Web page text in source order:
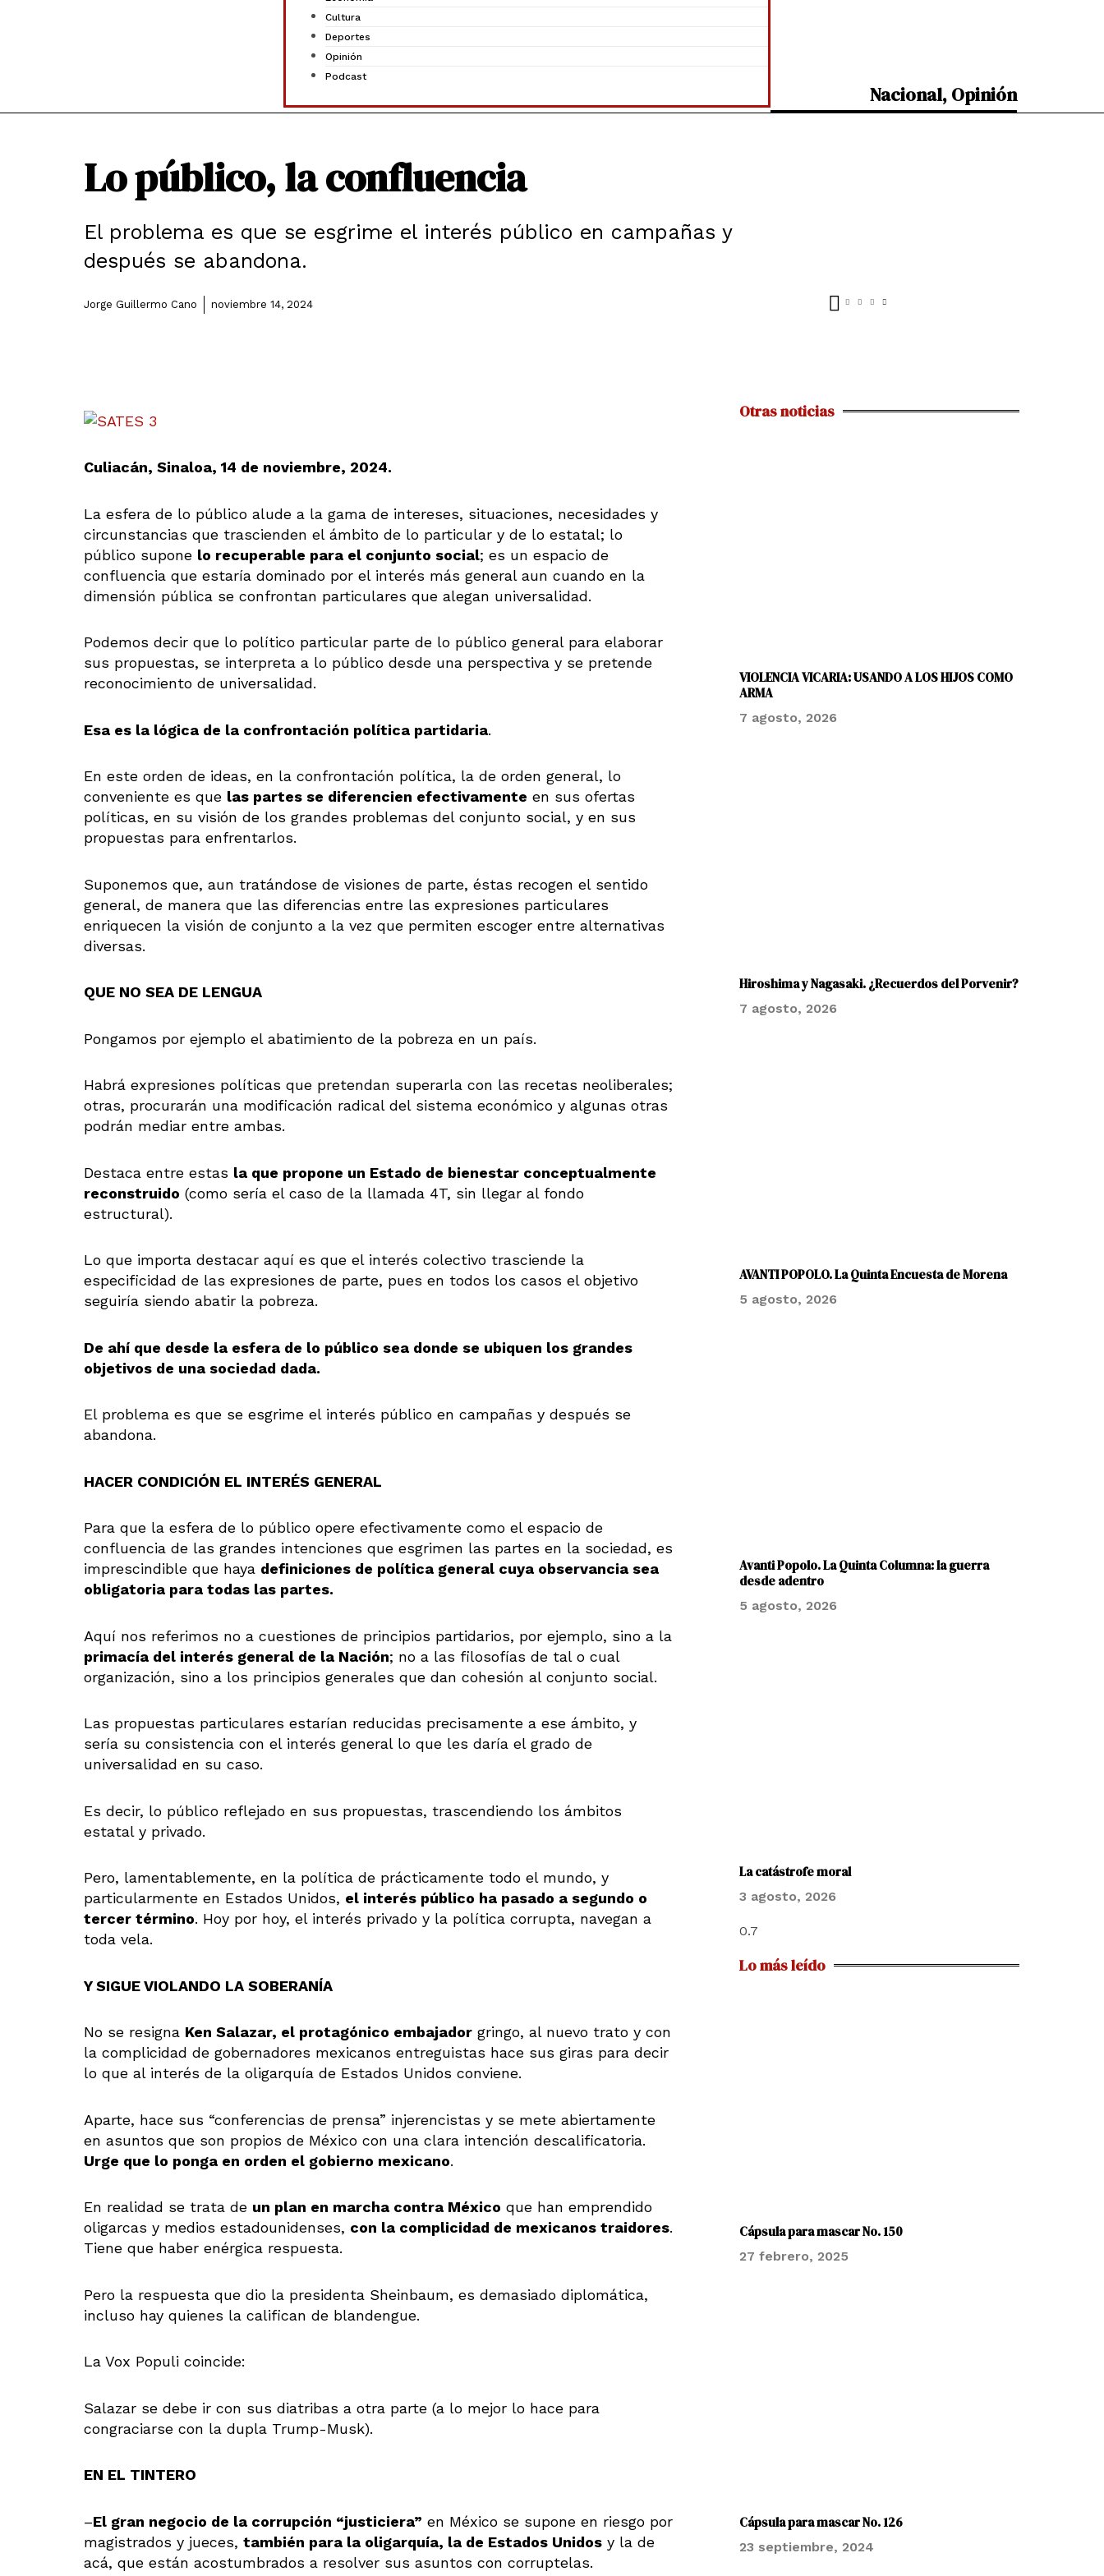
Cultura
Deportes
Opinión
Podcast
Nacional, Opinión
Lo público, la confluencia
El problema es que se esgrime el interés público en campañas y
después se abandona.
Jorge Guillermo Cano noviembre 14, 2024
Culiacán, Sinaloa, 14 de noviembre, 2024.
La esfera de lo público alude a la gama de intereses, situaciones, necesidades y
circunstancias que trascienden el ámbito de lo particular y de lo estatal; lo
público supone lo recuperable para el conjunto social; es un espacio de
confluencia que estaría dominado por el interés más general aun cuando en la
dimensión pública se confrontan particulares que alegan universalidad.
Podemos decir que lo político particular parte de lo público general para elaborar
sus propuestas, se interpreta a lo público desde una perspectiva y se pretende
reconocimiento de universalidad.
Esa es la lógica de la confrontación política partidaria.
En este orden de ideas, en la confrontación política, la de orden general, lo
conveniente es que las partes se diferencien efectivamente en sus ofertas
políticas, en su visión de los grandes problemas del conjunto social, y en sus
propuestas para enfrentarlos.
Suponemos que, aun tratándose de visiones de parte, éstas recogen el sentido
general, de manera que las diferencias entre las expresiones particulares
enriquecen la visión de conjunto a la vez que permiten escoger entre alternativas
diversas.
QUE NO SEA DE LENGUA
Pongamos por ejemplo el abatimiento de la pobreza en un país.
Habrá expresiones políticas que pretendan superarla con las recetas neoliberales;
otras, procurarán una modificación radical del sistema económico y algunas otras
podrán mediar entre ambas.
Destaca entre estas la que propone un Estado de bienestar conceptualmente
reconstruido (como sería el caso de la llamada 4T, sin llegar al fondo
estructural).
Lo que importa destacar aquí es que el interés colectivo trasciende la
especificidad de las expresiones de parte, pues en todos los casos el objetivo
seguiría siendo abatir la pobreza.
De ahí que desde la esfera de lo público sea donde se ubiquen los grandes
objetivos de una sociedad dada.
El problema es que se esgrime el interés público en campañas y después se
abandona.
HACER CONDICIÓN EL INTERÉS GENERAL
Para que la esfera de lo público opere efectivamente como el espacio de
confluencia de las grandes intenciones que esgrimen las partes en la sociedad, es
imprescindible que haya definiciones de política general cuya observancia sea
obligatoria para todas las partes.
Aquí nos referimos no a cuestiones de principios partidarios, por ejemplo, sino a la
primacía del interés general de la Nación; no a las filosofías de tal o cual
organización, sino a los principios generales que dan cohesión al conjunto social.
Las propuestas particulares estarían reducidas precisamente a ese ámbito, y
sería su consistencia con el interés general lo que les daría el grado de
universalidad en su caso.
Es decir, lo público reflejado en sus propuestas, trascendiendo los ámbitos
estatal y privado.
Pero, lamentablemente, en la política de prácticamente todo el mundo, y
particularmente en Estados Unidos, el interés público ha pasado a segundo o
tercer término. Hoy por hoy, el interés privado y la política corrupta, navegan a
toda vela.
Y SIGUE VIOLANDO LA SOBERANÍA
No se resigna Ken Salazar, el protagónico embajador gringo, al nuevo trato y con
la complicidad de gobernadores mexicanos entreguistas hace sus giras para decir
lo que al interés de la oligarquía de Estados Unidos conviene.
Aparte, hace sus “conferencias de prensa” injerencistas y se mete abiertamente
en asuntos que son propios de México con una clara intención descalificatoria.
Urge que lo ponga en orden el gobierno mexicano.
En realidad se trata de un plan en marcha contra México que han emprendido
oligarcas y medios estadounidenses, con la complicidad de mexicanos traidores.
Tiene que haber enérgica respuesta.
Pero la respuesta que dio la presidenta Sheinbaum, es demasiado diplomática,
incluso hay quienes la califican de blandengue.
La Vox Populi coincide:
Salazar se debe ir con sus diatribas a otra parte (a lo mejor lo hace para
congraciarse con la dupla Trump-Musk).
EN EL TINTERO
–El gran negocio de la corrupción “justiciera” en México se supone en riesgo por
magistrados y jueces, también para la oligarquía, la de Estados Unidos y la de
acá, que están acostumbrados a resolver sus asuntos con corruptelas.
Otras noticias
VIOLENCIA VICARIA: USANDO A LOS HIJOS COMO
ARMA
7 agosto, 2026
Hiroshima y Nagasaki. ¿Recuerdos del Porvenir?
7 agosto, 2026
AVANTI POPOLO. La Quinta Encuesta de Morena
5 agosto, 2026
Avanti Popolo. La Quinta Columna: la guerra
desde adentro
5 agosto, 2026
La catástrofe moral
3 agosto, 2026
Lo más leído
Cápsula para mascar No. 150
27 febrero, 2025
Cápsula para mascar No. 126
23 septiembre, 2024